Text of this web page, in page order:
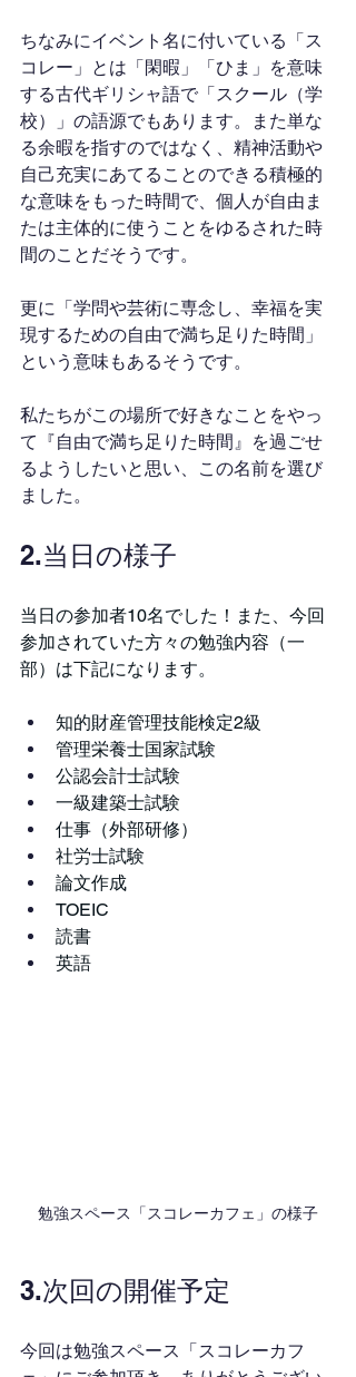
ちなみにイベント名に付いている「ス
コレー」とは「閑暇」「ひま」を意味
する古代ギリシャ語で「スクール（学
校）」の語源でもあります。また単な
る余暇を指すのではなく、精神活動や
自己充実にあてることのできる積極的
な意味をもった時間で、個人が自由ま
たは主体的に使うことをゆるされた時
間のことだそうです。
更に「学問や芸術に専念し、幸福を実
現するための自由で満ち足りた時間」
という意味もあるそうです。
私たちがこの場所で好きなことをやっ
て『自由で満ち足りた時間』を過ごせ
るようしたいと思い、この名前を選び
ました。
2.当日の様子
当日の参加者10名でした！また、今回
参加されていた方々の勉強内容（一
部）は下記になります。
知的財産管理技能検定2級
管理栄養士国家試験
公認会計士試験
一級建築士試験
仕事（外部研修）
社労士試験
論文作成
TOEIC
読書
英語
勉強スペース「スコレーカフェ」の様子
3.次回の開催予定
今回は勉強スペース「スコレーカフ